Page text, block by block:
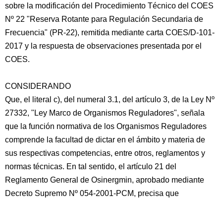
sobre la modificación del Procedimiento Técnico del COES
Nº 22 "Reserva Rotante para Regulación Secundaria de
Frecuencia" (PR-22), remitida mediante carta COES/D-101-
2017 y la respuesta de observaciones presentada por el
COES.
CONSIDERANDO
Que, el literal c), del numeral 3.1, del artículo 3, de la Ley Nº
27332, "Ley Marco de Organismos Reguladores", señala
que la función normativa de los Organismos Reguladores
comprende la facultad de dictar en el ámbito y materia de
sus respectivas competencias, entre otros, reglamentos y
normas técnicas. En tal sentido, el artículo 21 del
Reglamento General de Osinergmin, aprobado mediante
Decreto Supremo Nº 054-2001-PCM, precisa que